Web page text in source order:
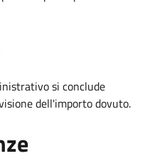
si conclude
dell'importo dovuto.